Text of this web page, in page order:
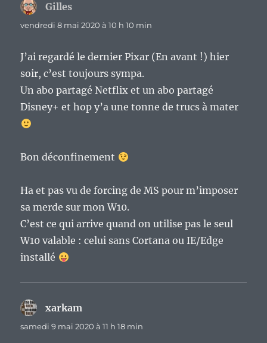
Gilles
vendredi 8 mai 2020 à 10 h 10 min
J’ai regardé le dernier Pixar (En avant !) hier
soir, c’est toujours sympa.
Un abo partagé Netflix et un abo partagé
Disney+ et hop y’a une tonne de trucs à mater
Bon déconfinement
Ha et pas vu de forcing de MS pour m’imposer
sa merde sur mon W10.
C’est ce qui arrive quand on utilise pas le seul
W10 valable : celui sans Cortana ou IE/Edge
installé
xarkam
samedi 9 mai 2020 à 11 h 18 min